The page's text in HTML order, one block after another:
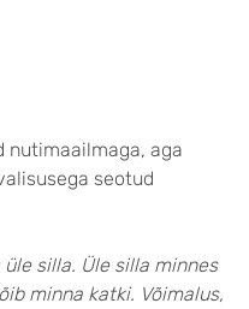
nutimaailmaga, aga
seotud
silla. Üle silla minnes
minna katki. Võimalus,